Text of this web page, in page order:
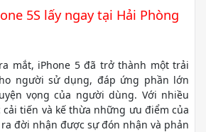
5S lấy ngay tại Hải Phòng
mắt, iPhone 5 đã trở thành một trải
người sử dụng, đáp ứng phần lớn
vọng của người dùng. Với nhiều
tiến và kế thừa những ưu điểm của
ra đời nhận được sự đón nhận và phản